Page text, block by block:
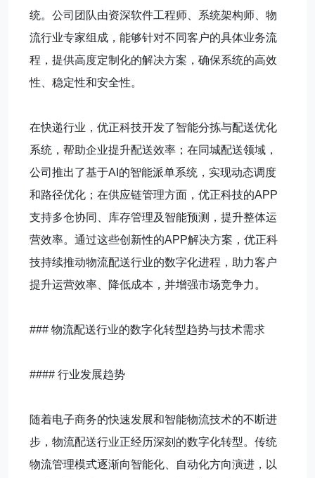
统。公司团队由资深软件工程师、系统架构师、物
流行业专家组成，能够针对不同客户的具体业务流
程，提供高度定制化的解决方案，确保系统的高效
性、稳定性和安全性。
在快递行业，优正科技开发了智能分拣与配送优化
系统，帮助企业提升配送效率；在同城配送领域，
公司推出了基于AI的智能派单系统，实现动态调度
和路径优化；在供应链管理方面，优正科技的APP
支持多仓协同、库存管理及智能预测，提升整体运
营效率。通过这些创新性的APP解决方案，优正科
技持续推动物流配送行业的数字化进程，助力客户
提升运营效率、降低成本，并增强市场竞争力。
### 物流配送行业的数字化转型趋势与技术需求
#### 行业发展趋势
随着电子商务的快速发展和智能物流技术的不断进
步，物流配送行业正经历深刻的数字化转型。传统
物流管理模式逐渐向智能化、自动化方向演进，以